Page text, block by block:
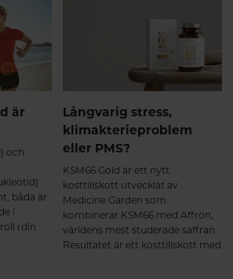
och
oro.
bidrar
bidrar
för att
artikeln
de många
dess
hur
dagliga
är
och
båda är
i
i din
Långvarig stress,
klimakterieproblem
eller PMS?
KSM66 Gold är ett nytt
kosttillskott utvecklat av
Medicine Garden som
kombinerar KSM66 med Affron,
världens mest studerade saffran.
Resultatet är ett kosttillskott med